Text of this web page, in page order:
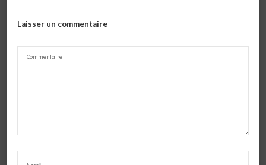
Laisser un commentaire